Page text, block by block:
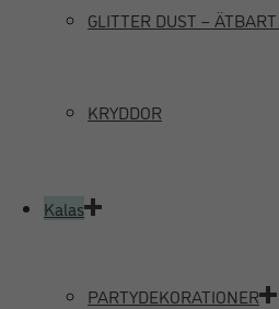
GLITTER DUST –
KRYDDOR
Kalas
PARTYDEKORATIONER